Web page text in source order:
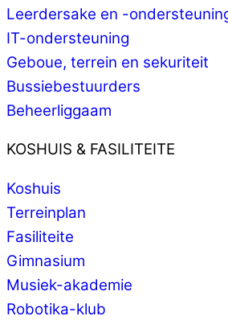
Leerdersake en -
IT-ondersteuning
Geboue, terrein en sekuriteit
Bussiebestuurders
Beheerliggaam
KOSHUIS & FASILITEITE
Koshuis
Terreinplan
Fasiliteite
Gimnasium
Musiek-akademie
Robotika-klub